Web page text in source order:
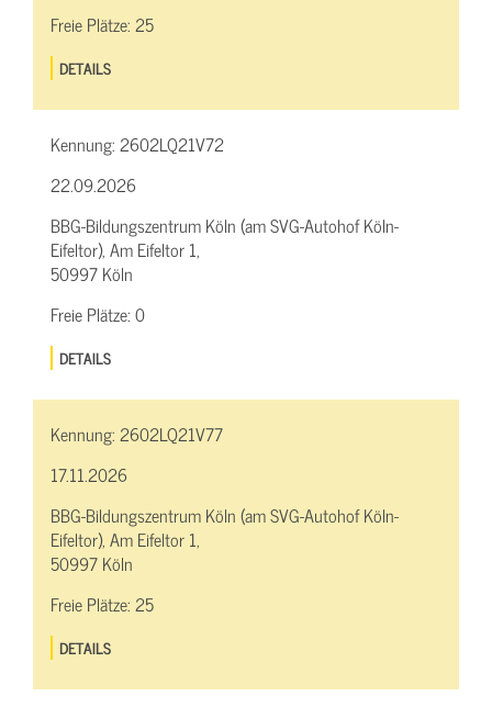
Freie Plätze:25
DETAILS
Kennung:2602LQ21V72
22.09.2026
BBG-Bildungszentrum Köln (am SVG-Autohof Köln-
Eifeltor), Am Eifeltor 1,
50997 Köln
Freie Plätze:0
DETAILS
Kennung:2602LQ21V77
17.11.2026
BBG-Bildungszentrum Köln (am SVG-Autohof Köln-
Eifeltor), Am Eifeltor 1,
50997 Köln
Freie Plätze:25
DETAILS